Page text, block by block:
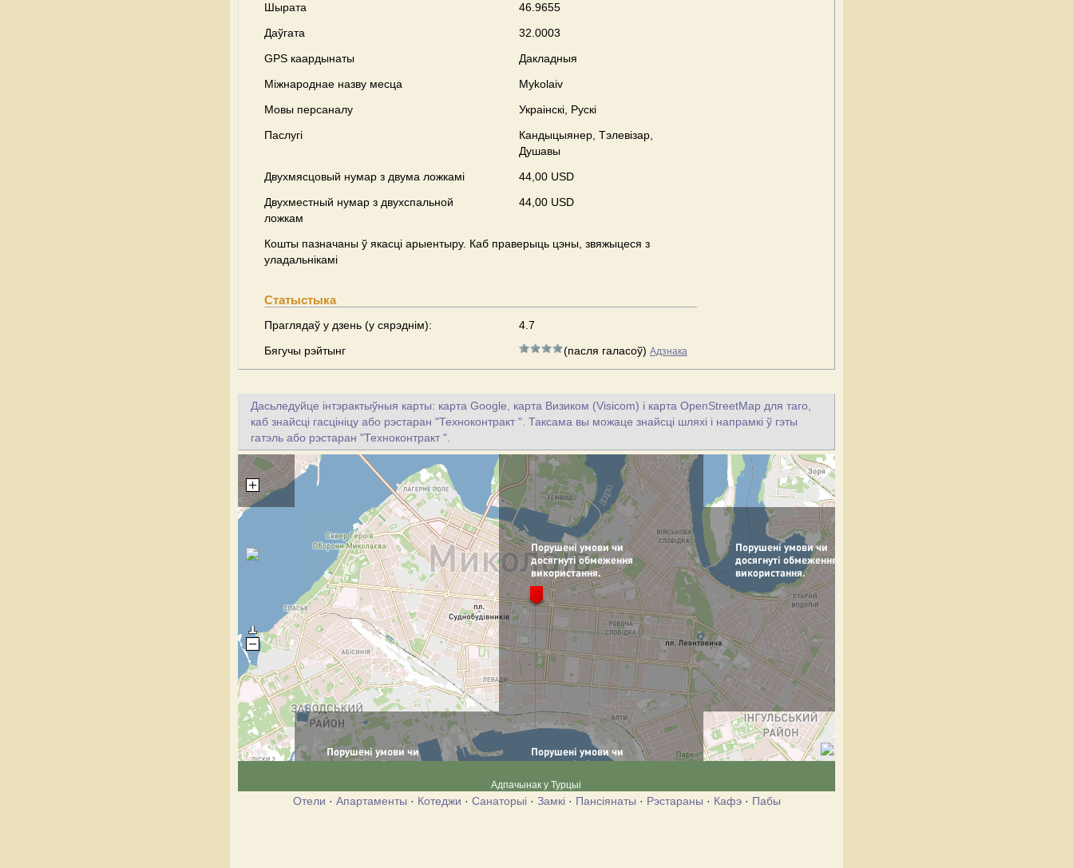
Шырата
46.9655
Даўгата
32.0003
GPS каардынаты
Дакладныя
Міжнароднае назву месца
Mykolaiv
Мовы персаналу
Украінскі, Рускі
Паслугі
Кандыцыянер, Тэлевізар,
Душавы
Двухмясцовый нумар з двума ложкамі
44,00 USD
Двухместный нумар з двухспальной
ложкам
44,00 USD
Кошты пазначаны ў якасці арыентыру. Каб праверыць цэны, звяжыцеся з
уладальнікамі
Статыстыка
Праглядаў у дзень (у сярэднім):
4.7
Бягучы рэйтынг
(пасля галасоў) Адзнака
Дасьледуйце інтэрактыўныя карты: карта Google, карта Визиком (Visicom) і карта OpenStreetMap для таго,
каб знайсці гасцініцу або рэстаран "Техноконтракт ". Таксама вы можаце знайсці шляхі і напрамкі ў гэты
гатэль або рэстаран "Техноконтракт ".
Адпачынак у Турцыі
Отели · Апартаменты · Котеджи · Санаторыі· Замкі· Пансіянаты · Рэстараны · Кафэ· Пабы